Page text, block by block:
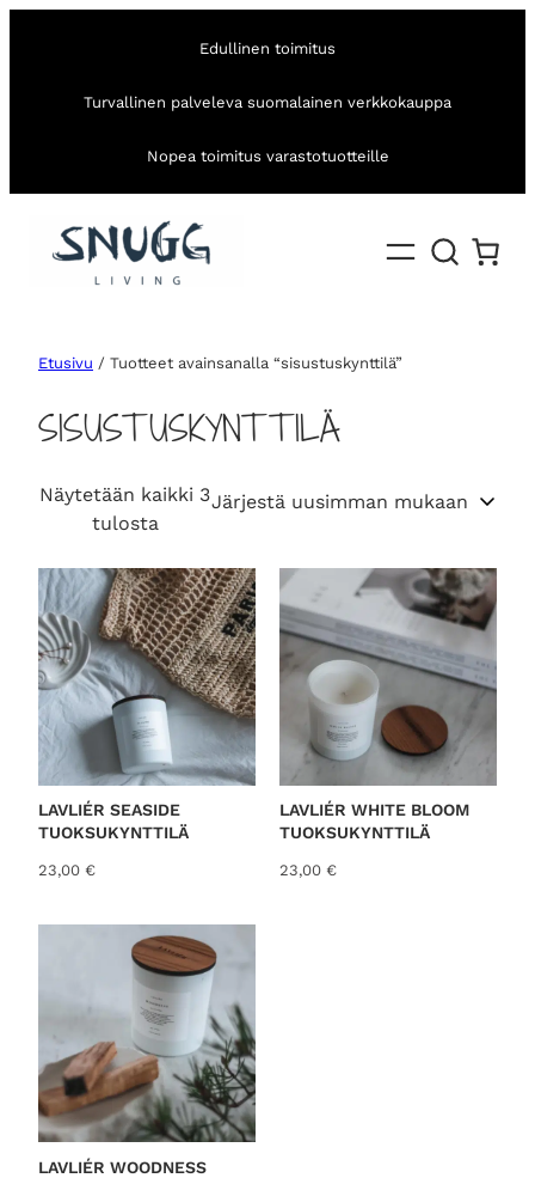
Edullinen toimitus
Turvallinen palveleva suomalainen verkkokauppa
Nopea toimitus varastotuotteille
Etusivu / Tuotteet avainsanalla “sisustuskynttilä”
SISUSTUSKYNTTILÄ
Näytetään kaikki 3
tulostaS
r
t
e
d
b
a
t
e
LAVLIÉR SEASIDE
TUOKSUKYNTTILÄ
23,00 €
LAVLIÉR WHITE BLOOM
TUOKSUKYNTTILÄ
23,00 €
LAVLIÉR WOODNESS